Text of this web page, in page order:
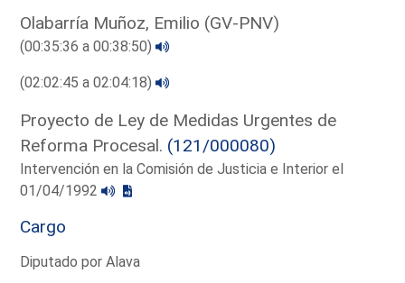
Olabarría Muñoz, Emilio (GV-PNV)
(00:35:36 a 00:38:50)
(02:02:45 a 02:04:18)
Proyecto de Ley de Medidas Urgentes de
Reforma Procesal. (121/000080)
Intervención en la Comisión de Justicia e Interior el
01/04/1992
Cargo
Diputado por Alava